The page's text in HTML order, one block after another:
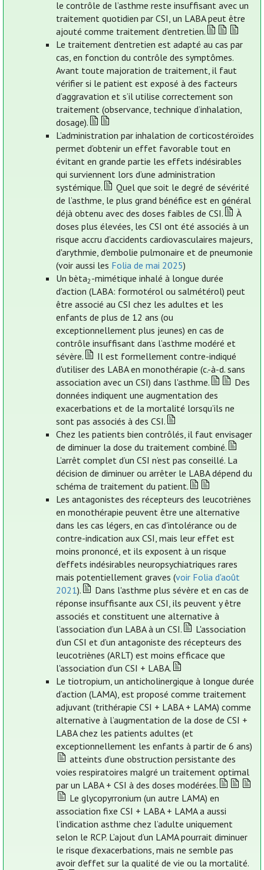
le contrôle de l’asthme reste insuffisant avec un
traitement quotidien par CSI, un LABA peut être
ajouté comme traitement d’entretien.
Le traitement d’entretien est adapté au cas par
cas, en fonction du contrôle des symptômes.
Avant toute majoration de traitement, il faut
vérifier si le patient est exposé à des facteurs
d’aggravation et s’il utilise correctement son
traitement (observance, technique d’inhalation,
dosage).
L’administration par inhalation de corticostéroïdes
permet d’obtenir un effet favorable tout en
évitant en grande partie les effets indésirables
qui surviennent lors d’une administration
systémique.
Quel que soit le degré de sévérité
de l’asthme, le plus grand bénéfice est en général
déjà obtenu avec des doses faibles de CSI.
À
doses plus élevées, les CSI ont été associés à un
risque accru d’accidents cardiovasculaires majeurs,
d'arythmie, d'embolie pulmonaire et de pneumonie
(voir aussi les Folia de mai 2025)
Un bèta2-mimétique inhalé à longue durée
d'action (LABA: formotérol ou salmétérol) peut
être associé au CSI chez les adultes et les
enfants de plus de 12 ans (ou
exceptionnellement plus jeunes) en cas de
contrôle insuffisant dans l’asthme modéré et
sévère.
Il est formellement contre-indiqué
d'utiliser des LABA en monothérapie (c.-à-d. sans
association avec un CSI) dans l'asthme.
Des
données indiquent une augmentation des
exacerbations et de la mortalité lorsqu’ils ne
sont pas associés à des CSI.
Chez les patients bien contrôlés, il faut envisager
de diminuer la dose du traitement combiné.
L’arrêt complet d’un CSI n’est pas conseillé. La
décision de diminuer ou arrêter le LABA dépend du
schéma de traitement du patient.
Les antagonistes des récepteurs des leucotriènes
en monothérapie peuvent être une alternative
dans les cas légers, en cas d'intolérance ou de
contre-indication aux CSI, mais leur effet est
moins prononcé, et ils exposent à un risque
d’effets indésirables neuropsychiatriques rares
mais potentiellement graves (voir Folia d'août
2021).
Dans l'asthme plus sévère et en cas de
réponse insuffisante aux CSI, ils peuvent y être
associés et constituent une alternative à
l’association d’un LABA à un CSI.
L'association
d’un CSI et d’un antagoniste des récepteurs des
leucotriènes (ARLT) est moins efficace que
l'association d’un CSI + LABA.
Le tiotropium, un anticholinergique à longue durée
d’action (LAMA), est proposé comme traitement
adjuvant (trithérapie CSI + LABA + LAMA) comme
alternative à l’augmentation de la dose de CSI +
LABA chez les patients adultes (et
exceptionnellement les enfants à partir de 6 ans)
atteints d’une obstruction persistante des
voies respiratoires malgré un traitement optimal
par un LABA + CSI à des doses modérées.
Le glycopyrronium (un autre LAMA) en
association fixe CSI + LABA + LAMA a aussi
l’indication asthme chez l’adulte uniquement
selon le RCP. L’ajout d’un LAMA pourrait diminuer
le risque d’exacerbations, mais ne semble pas
avoir d’effet sur la qualité de vie ou la mortalité.